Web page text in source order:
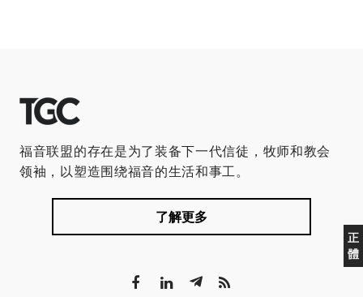
正
體
福音联盟的存在是为了装备下一代信徒，牧师和教会
领袖，以塑造围绕福音的生活和事工。
了解更多